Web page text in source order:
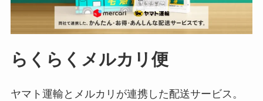
らくらくメルカリ便
ヤマト運輸とメルカリが連携した配送サービス。